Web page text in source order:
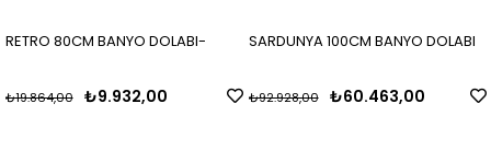
RETRO 80CM BANYO DOLABI-
₺9.932,00
₺19.864,00
SARDUNYA 100CM BANYO DOLABI
₺60.463,00
₺92.928,00